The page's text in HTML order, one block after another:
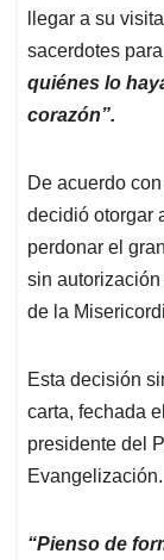
llegar a su
sacerdotes
quiénes lo
corazón”.
De acuerdo
decidió otorgar
perdonar el
sin
de la
Esta decisión
carta, fechada
presidente del
Evangelización.
“Pienso de